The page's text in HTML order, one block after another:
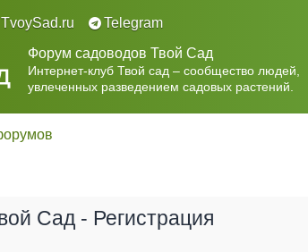
TvoySad.ru
Telegram
Форум садоводов Твой Сад
Интернет-клуб Твой сад – сообщество людей,
увлеченных разведением садовых растений.
Сад - Регистрация